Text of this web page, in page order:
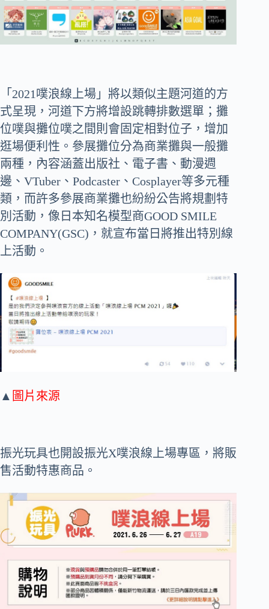
「2021噗浪線上場」將以類似主題河道的方
式呈現，河道下方將增設跳轉排數選單；攤
位噗與攤位噗之間則會固定相對位子，增加
逛場便利性。參展攤位分為商業攤與一般攤
兩種，內容涵蓋出版社、電子書、動漫週
邊、VTuber、Podcaster、Cosplayer等多元種
類，而許多參展商業攤也紛紛公告將規劃特
別活動，像日本知名模型商GOOD SMILE
COMPANY(GSC)，就宣布當日將推出特別線
上活動。
▲ 圖片來源
振光玩具也開設振光X噗浪線上場專區，將販
售活動特惠商品。